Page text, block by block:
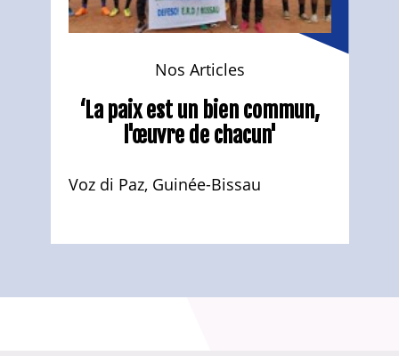
Nos Articles
‘La paix est un bien commun,
l'œuvre de chacun'
Voz di Paz, Guinée-Bissau